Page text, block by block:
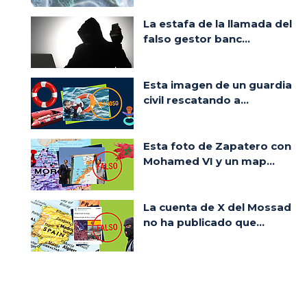
La estafa de la llamada del
falso gestor banc...
Esta imagen de un guardia
civil rescatando a...
Esta foto de Zapatero con
Mohamed VI y un map...
La cuenta de X del Mossad
no ha publicado que...